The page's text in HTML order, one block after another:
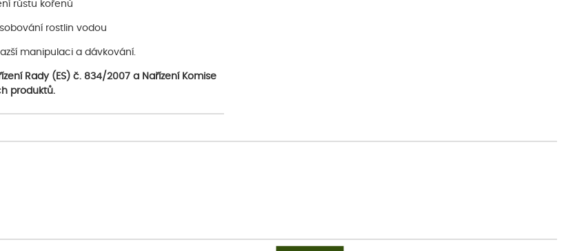
růstu kořenů
rostlin vodou
manipulaci a dávkování.
Rady (ES) č. 834/2007 a Nařízení Komise
produktů.